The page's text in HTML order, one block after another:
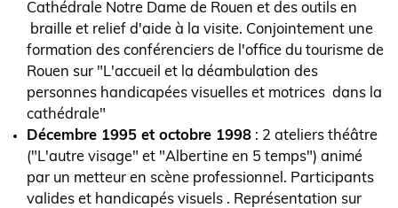
Cathédrale Notre Dame de Rouen et des outils en
braille et relief d'aide à la visite. Conjointement une
formation des conférenciers de l'office du tourisme de
Rouen sur "L'accueil et la déambulation des
personnes handicapées visuelles et motrices dans la
cathédrale"
Décembre 1995 et octobre 1998 : 2 ateliers théâtre
("L'autre visage" et "Albertine en 5 temps") animé
par un metteur en scène professionnel. Participants
valides et handicapés visuels . Représentation sur